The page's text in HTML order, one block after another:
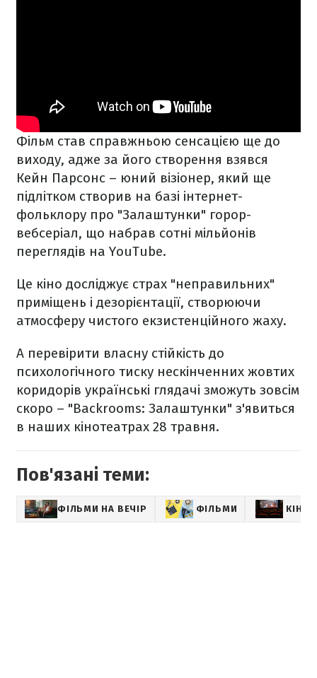
Фільм став справжньою сенсацією ще до
виходу, адже за його створення взявся
Кейн Парсонс – юний візіонер, який ще
підлітком створив на базі інтернет-
фольклору про "Залаштунки" горор-
вебсеріал, що набрав сотні мільйонів
переглядів на YouTube.
Це кіно досліджує страх "неправильних"
приміщень і дезорієнтації, створюючи
атмосферу чистого екзистенційного жаху.
А перевірити власну стійкість до
психологічного тиску нескінченних жовтих
коридорів українські глядачі зможуть зовсім
скоро – "Backrooms: Залаштунки" з'явиться
в наших кінотеатрах 28 травня.
Пов'язані теми:
ФІЛЬМИ НА ВЕЧІР ФІЛЬМИ